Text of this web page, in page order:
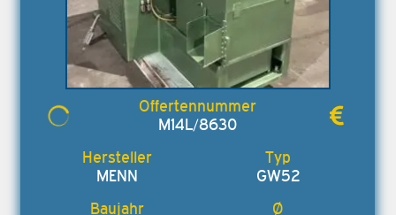
M14L/8630
MENN GW52